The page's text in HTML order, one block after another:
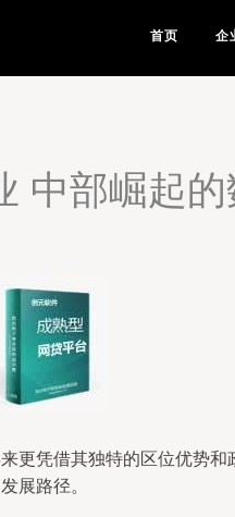
首页 企
中部崛起
更凭借其独特的区位优势
展路径。